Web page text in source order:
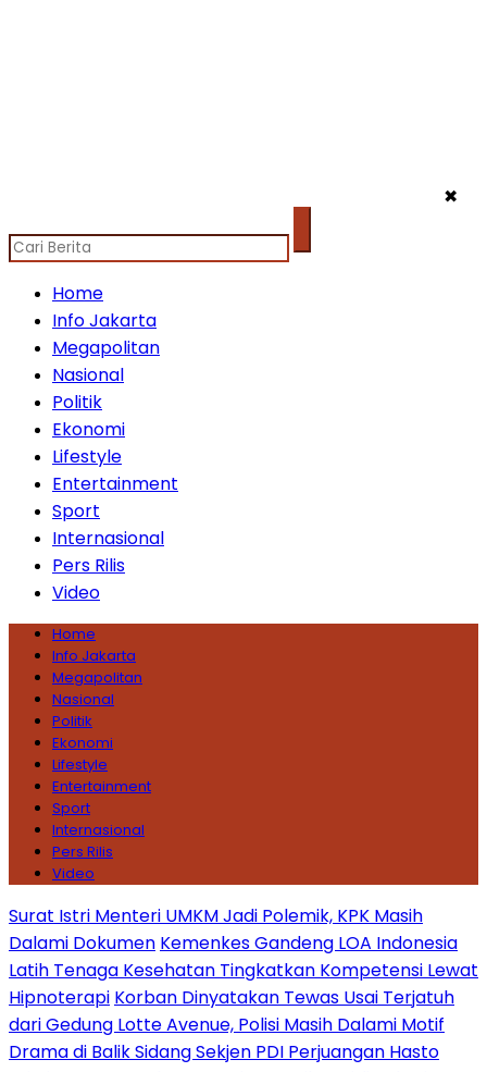
✖
Home
Info Jakarta
Megapolitan
Nasional
Politik
Ekonomi
Lifestyle
Entertainment
Sport
Internasional
Pers Rilis
Video
Home
Info Jakarta
Megapolitan
Nasional
Politik
Ekonomi
Lifestyle
Entertainment
Sport
Internasional
Pers Rilis
Video
Surat Istri Menteri UMKM Jadi Polemik, KPK Masih
Dalami Dokumen Kemenkes Gandeng LOA Indonesia
Latih Tenaga Kesehatan Tingkatkan Kompetensi Lewat
Hipnoterapi Korban Dinyatakan Tewas Usai Terjatuh
dari Gedung Lotte Avenue, Polisi Masih Dalami Motif
Drama di Balik Sidang Sekjen PDI Perjuangan Hasto